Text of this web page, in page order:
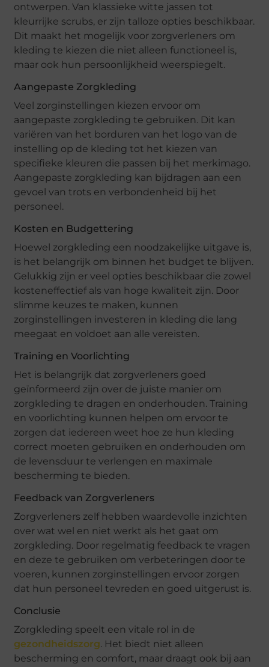
ontwerpen. Van klassieke witte jassen tot
kleurrijke scrubs, er zijn talloze opties beschikbaar.
Dit maakt het mogelijk voor zorgverleners om
kleding te kiezen die niet alleen functioneel is,
maar ook hun persoonlijkheid weerspiegelt.
Aangepaste Zorgkleding
Veel zorginstellingen kiezen ervoor om
aangepaste zorgkleding te gebruiken. Dit kan
variëren van het borduren van het logo van de
instelling op de kleding tot het kiezen van
specifieke kleuren die passen bij het merkimago.
Aangepaste zorgkleding kan bijdragen aan een
gevoel van trots en verbondenheid bij het
personeel.
Kosten en Budgettering
Hoewel zorgkleding een noodzakelijke uitgave is,
is het belangrijk om binnen het budget te blijven.
Gelukkig zijn er veel opties beschikbaar die zowel
kosteneffectief als van hoge kwaliteit zijn. Door
slimme keuzes te maken, kunnen
zorginstellingen investeren in kleding die lang
meegaat en voldoet aan alle vereisten.
Training en Voorlichting
Het is belangrijk dat zorgverleners goed
geïnformeerd zijn over de juiste manier om
zorgkleding te dragen en onderhouden. Training
en voorlichting kunnen helpen om ervoor te
zorgen dat iedereen weet hoe ze hun kleding
correct moeten gebruiken en onderhouden om
de levensduur te verlengen en maximale
bescherming te bieden.
Feedback van Zorgverleners
Zorgverleners zelf hebben waardevolle inzichten
over wat wel en niet werkt als het gaat om
zorgkleding. Door regelmatig feedback te vragen
en deze te gebruiken om verbeteringen door te
voeren, kunnen zorginstellingen ervoor zorgen
dat hun personeel tevreden en goed uitgerust is.
Conclusie
Zorgkleding speelt een vitale rol in de
gezondheidszorg. Het biedt niet alleen
bescherming en comfort, maar draagt ook bij aan